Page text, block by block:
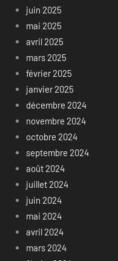
juin 2025
mai 2025
avril 2025
mars 2025
février 2025
janvier 2025
décembre 2024
novembre 2024
octobre 2024
septembre 2024
août 2024
juillet 2024
juin 2024
mai 2024
avril 2024
mars 2024